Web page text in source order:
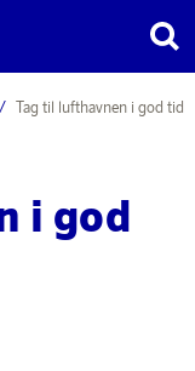
Tag til lufthavnen i god tid
i god